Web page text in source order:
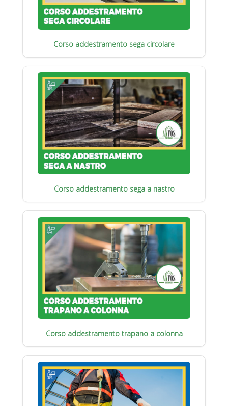
Corso addestramento sega circolare
Corso addestramento sega a nastro
Corso addestramento trapano a colonna